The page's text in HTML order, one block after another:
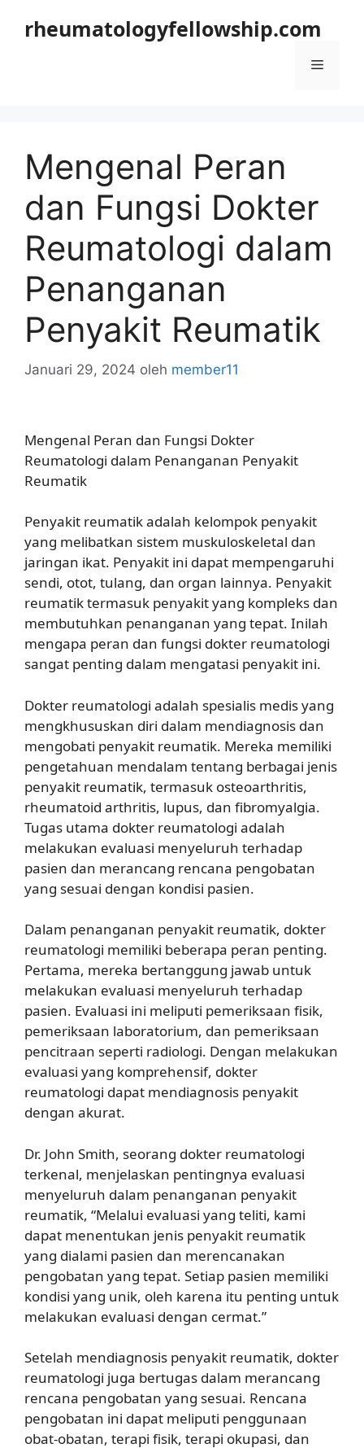
rheumatologyfellowship.com
Menu
Mengenal Peran
dan Fungsi Dokter
Reumatologi dalam
Penanganan
Penyakit Reumatik
Januari 29, 2024 oleh member11
Mengenal Peran dan Fungsi Dokter
Reumatologi dalam Penanganan Penyakit
Reumatik
Penyakit reumatik adalah kelompok penyakit
yang melibatkan sistem muskuloskeletal dan
jaringan ikat. Penyakit ini dapat mempengaruhi
sendi, otot, tulang, dan organ lainnya. Penyakit
reumatik termasuk penyakit yang kompleks dan
membutuhkan penanganan yang tepat. Inilah
mengapa peran dan fungsi dokter reumatologi
sangat penting dalam mengatasi penyakit ini.
Dokter reumatologi adalah spesialis medis yang
mengkhususkan diri dalam mendiagnosis dan
mengobati penyakit reumatik. Mereka memiliki
pengetahuan mendalam tentang berbagai jenis
penyakit reumatik, termasuk osteoarthritis,
rheumatoid arthritis, lupus, dan fibromyalgia.
Tugas utama dokter reumatologi adalah
melakukan evaluasi menyeluruh terhadap
pasien dan merancang rencana pengobatan
yang sesuai dengan kondisi pasien.
Dalam penanganan penyakit reumatik, dokter
reumatologi memiliki beberapa peran penting.
Pertama, mereka bertanggung jawab untuk
melakukan evaluasi menyeluruh terhadap
pasien. Evaluasi ini meliputi pemeriksaan fisik,
pemeriksaan laboratorium, dan pemeriksaan
pencitraan seperti radiologi. Dengan melakukan
evaluasi yang komprehensif, dokter
reumatologi dapat mendiagnosis penyakit
dengan akurat.
Dr. John Smith, seorang dokter reumatologi
terkenal, menjelaskan pentingnya evaluasi
menyeluruh dalam penanganan penyakit
reumatik, “Melalui evaluasi yang teliti, kami
dapat menentukan jenis penyakit reumatik
yang dialami pasien dan merencanakan
pengobatan yang tepat. Setiap pasien memiliki
kondisi yang unik, oleh karena itu penting untuk
melakukan evaluasi dengan cermat.”
Setelah mendiagnosis penyakit reumatik, dokter
reumatologi juga bertugas dalam merancang
rencana pengobatan yang sesuai. Rencana
pengobatan ini dapat meliputi penggunaan
obat-obatan, terapi fisik, terapi okupasi, dan